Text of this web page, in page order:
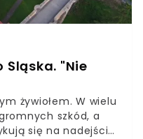
Śląska. "Nie
żywiołem. W wielu
szkód, a
się na nadejście